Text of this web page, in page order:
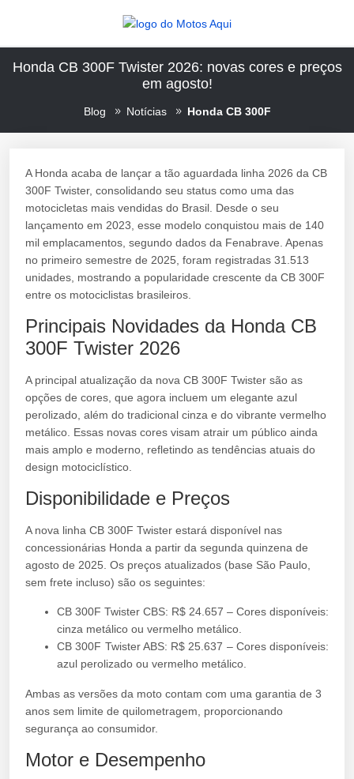
Honda CB 300F Twister 2026: novas cores e preços
em agosto!
Blog Notícias Honda CB 300F
A Honda acaba de lançar a tão aguardada linha 2026 da CB
300F Twister, consolidando seu status como uma das
motocicletas mais vendidas do Brasil. Desde o seu
lançamento em 2023, esse modelo conquistou mais de 140
mil emplacamentos, segundo dados da Fenabrave. Apenas
no primeiro semestre de 2025, foram registradas 31.513
unidades, mostrando a popularidade crescente da CB 300F
entre os motociclistas brasileiros.
Principais Novidades da Honda CB
300F Twister 2026
A principal atualização da nova CB 300F Twister são as
opções de cores, que agora incluem um elegante azul
perolizado, além do tradicional cinza e do vibrante vermelho
metálico. Essas novas cores visam atrair um público ainda
mais amplo e moderno, refletindo as tendências atuais do
design motociclístico.
Disponibilidade e Preços
A nova linha CB 300F Twister estará disponível nas
concessionárias Honda a partir da segunda quinzena de
agosto de 2025. Os preços atualizados (base São Paulo,
sem frete incluso) são os seguintes:
CB 300F Twister CBS: R$ 24.657 – Cores disponíveis:
cinza metálico ou vermelho metálico.
CB 300F Twister ABS: R$ 25.637 – Cores disponíveis:
azul perolizado ou vermelho metálico.
Ambas as versões da moto contam com uma garantia de 3
anos sem limite de quilometragem, proporcionando
segurança ao consumidor.
Motor e Desempenho